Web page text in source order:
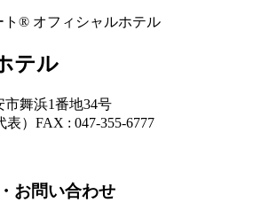
® オフィシャルホテル
テル
市舞浜1番地34号
） FAX : 047-355-6777
お問い合わせ